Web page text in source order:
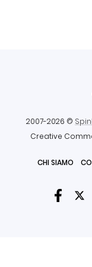
2007-2026 ©
Creative
CHI SIAMO